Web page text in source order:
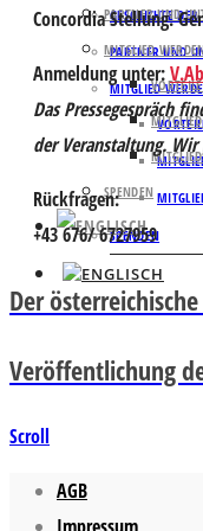
GESCHICHTE
PARTNER UND
MITGLIED
SPENDEN
PARTNER UND
MITGLIED
SPENDEN
Concordia Stellung.
Anmeldung unter:
Das Pressegespräch
der Veranstaltung.
Rückfragen:
+43 676/ 6727959
Der
Veröffentlichung
Scroll
AGB
Impressum